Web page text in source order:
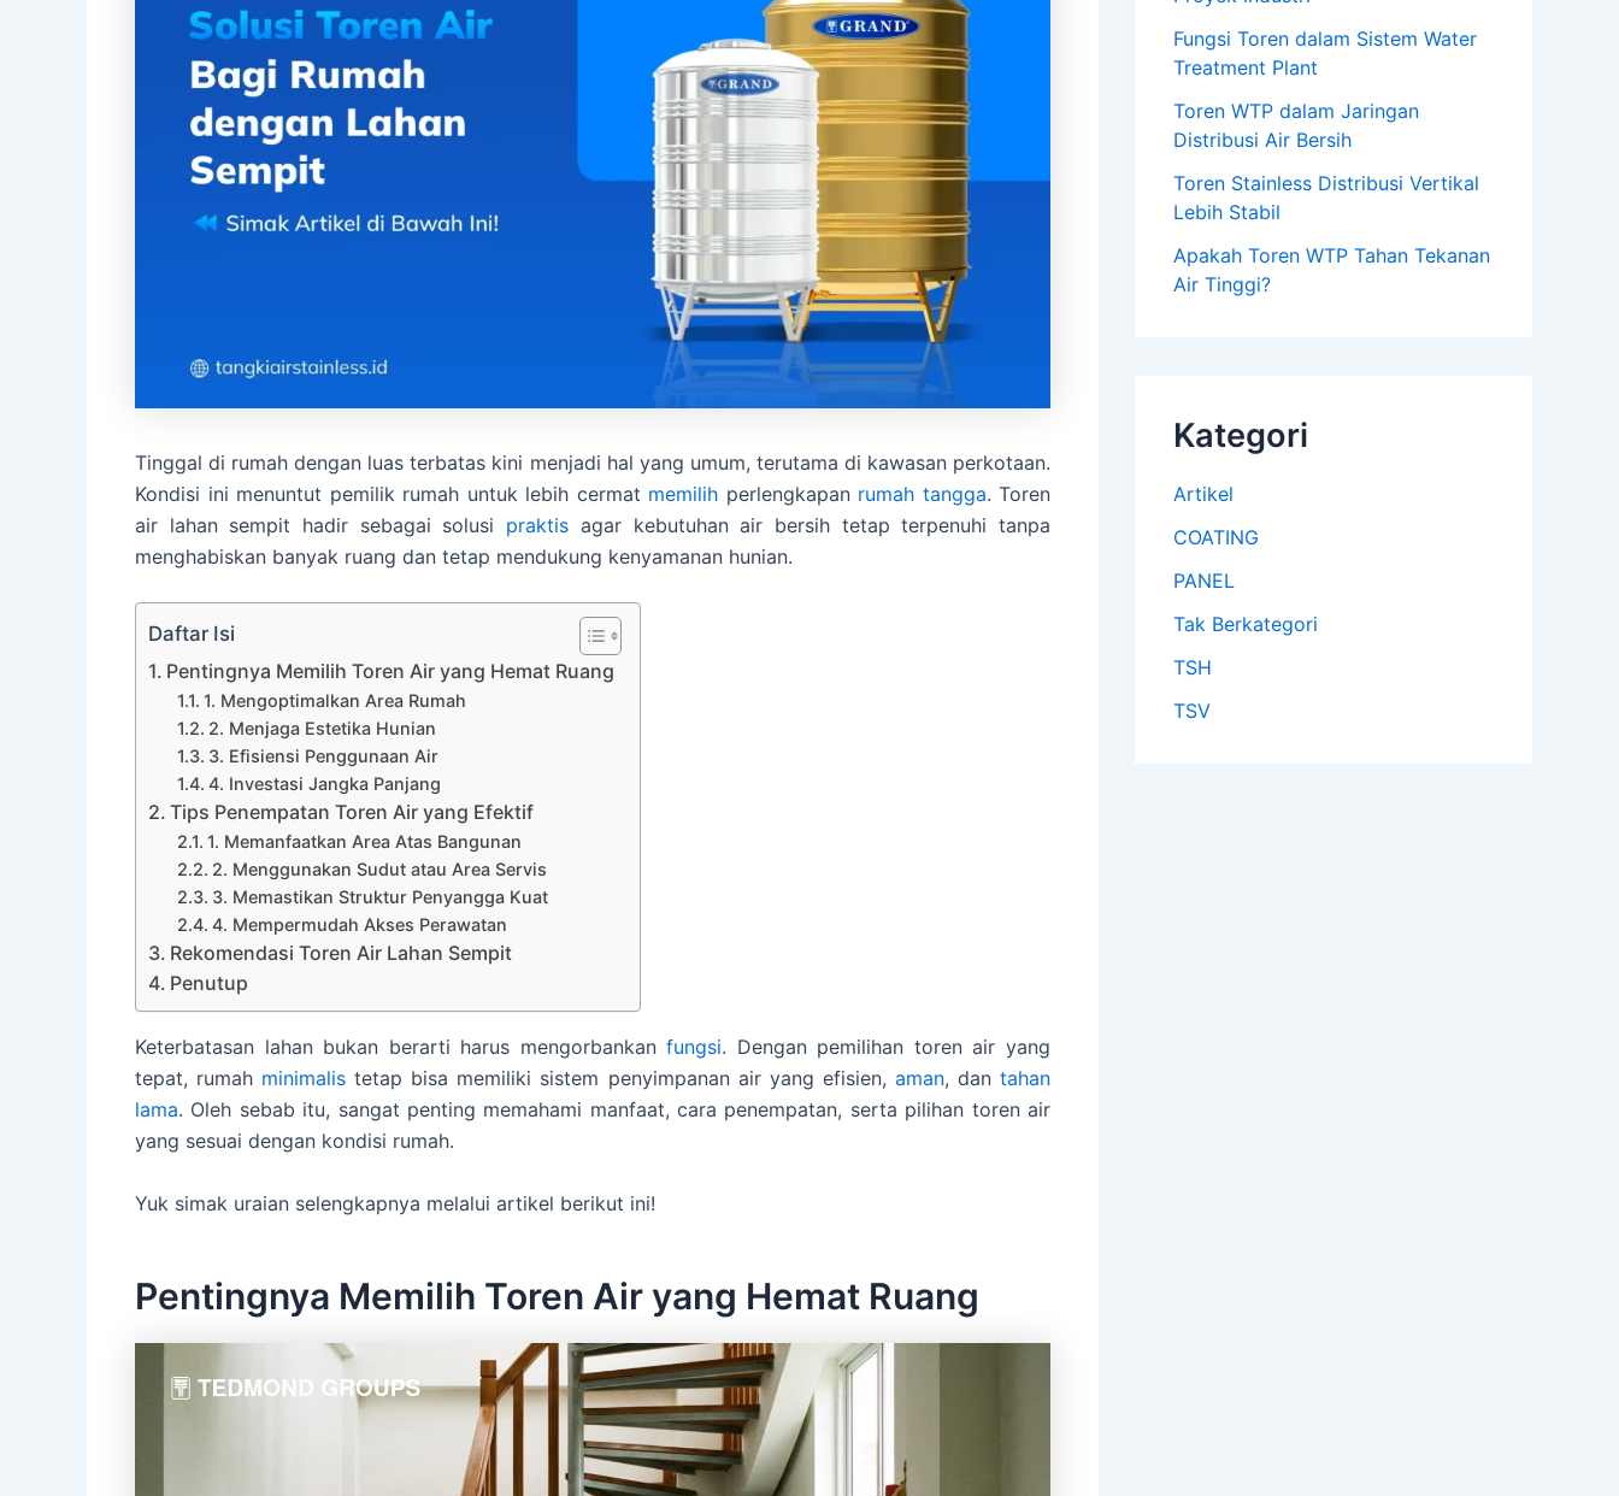
Tinggal di rumah dengan luas terbatas kini menjadi hal yang umum, terutama di kawasan perkotaan.
Kondisi ini menuntut pemilik rumah untuk lebih cermat memilih perlengkapan rumah tangga. Toren
air lahan sempit hadir sebagai solusi praktis agar kebutuhan air bersih tetap terpenuhi tanpa
menghabiskan banyak ruang dan tetap mendukung kenyamanan hunian.
Daftar Isi
Pentingnya Memilih Toren Air yang Hemat Ruang
1. Mengoptimalkan Area Rumah
2. Menjaga Estetika Hunian
3. Efisiensi Penggunaan Air
4. Investasi Jangka Panjang
Tips Penempatan Toren Air yang Efektif
1. Memanfaatkan Area Atas Bangunan
2. Menggunakan Sudut atau Area Servis
3. Memastikan Struktur Penyangga Kuat
4. Mempermudah Akses Perawatan
Rekomendasi Toren Air Lahan Sempit
Penutup
Keterbatasan lahan bukan berarti harus mengorbankanfungsi. Dengan pemilihan toren air yang
tepat, rumah minimalis tetap bisa memiliki sistem penyimpanan air yang efisien, aman, dantahan
lama. Oleh sebab itu, sangat penting memahami manfaat, cara penempatan, serta pilihan toren air
yang sesuai dengan kondisi rumah.
Yuk simak uraian selengkapnya melalui artikel berikut ini!
Pentingnya Memilih Toren Air yang Hemat Ruang
Fungsi Toren dalam Sistem Water
Treatment Plant
Toren WTP dalam Jaringan
Distribusi Air Bersih
Toren Stainless Distribusi Vertikal
Lebih Stabil
Apakah Toren WTP Tahan Tekanan
Air Tinggi?
Kategori
Artikel
COATING
PANEL
Tak Berkategori
TSH
TSV